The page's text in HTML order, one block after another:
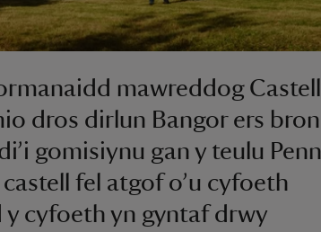
mawreddog Castell
dros dirlun Bangor ers
gomisiynu gan y teulu
fel atgof o’u cyfoeth
y cyfoeth yn gyntaf drwy